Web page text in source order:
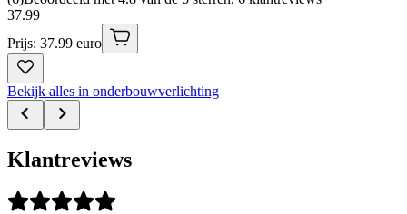
37.99
Prijs: 37.99 euro
Bekijk alles in onderbouwverlichting
Klantreviews